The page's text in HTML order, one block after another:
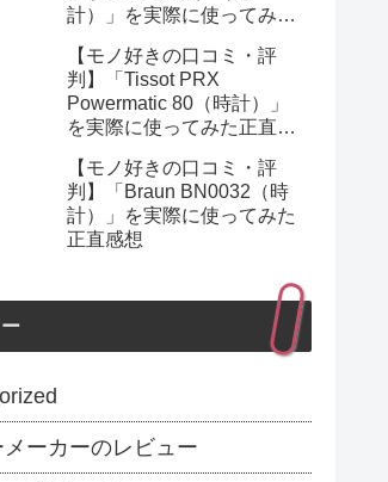
計）」を実際に使ってみた
【モノ好きの口コミ・評
判】「Tissot PRX
Powermatic 80（時計）」
を実際に使ってみた正直感
【モノ好きの口コミ・評
判】「Braun BN0032（時
計）」を実際に使ってみた
正直感想
メーカーのレビュー